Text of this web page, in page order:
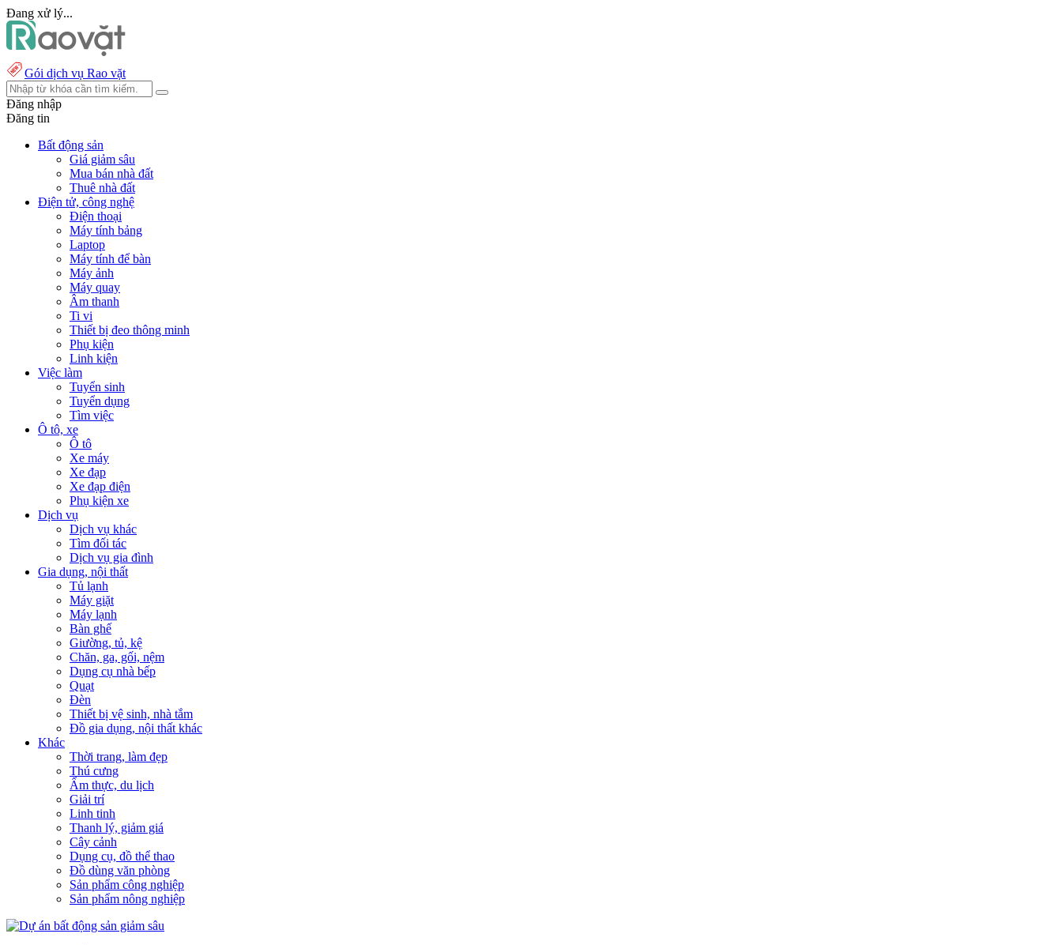
Đang xử lý...
Gói dịch vụ Rao vặt
Đăng nhập
Đăng tin
Bất động sản
Giá giảm sâu
Mua bán nhà đất
Thuê nhà đất
Điện tử, công nghệ
Điện thoại
Máy tính bảng
Laptop
Máy tính để bàn
Máy ảnh
Máy quay
Âm thanh
Ti vi
Thiết bị đeo thông minh
Phụ kiện
Linh kiện
Việc làm
Tuyển sinh
Tuyển dụng
Tìm việc
Ô tô, xe
Ô tô
Xe máy
Xe đạp
Xe đạp điện
Phụ kiện xe
Dịch vụ
Dịch vụ khác
Tìm đối tác
Dịch vụ gia đình
Gia dụng, nội thất
Tủ lạnh
Máy giặt
Máy lạnh
Bàn ghế
Giường, tủ, kệ
Chăn, ga, gối, nệm
Dụng cụ nhà bếp
Quạt
Đèn
Thiết bị vệ sinh, nhà tắm
Đồ gia dụng, nội thất khác
Khác
Thời trang, làm đẹp
Thú cưng
Ẩm thực, du lịch
Giải trí
Linh tinh
Thanh lý, giảm giá
Cây cảnh
Dụng cụ, đồ thể thao
Đồ dùng văn phòng
Sản phẩm công nghiệp
Sản phẩm nông nghiệp